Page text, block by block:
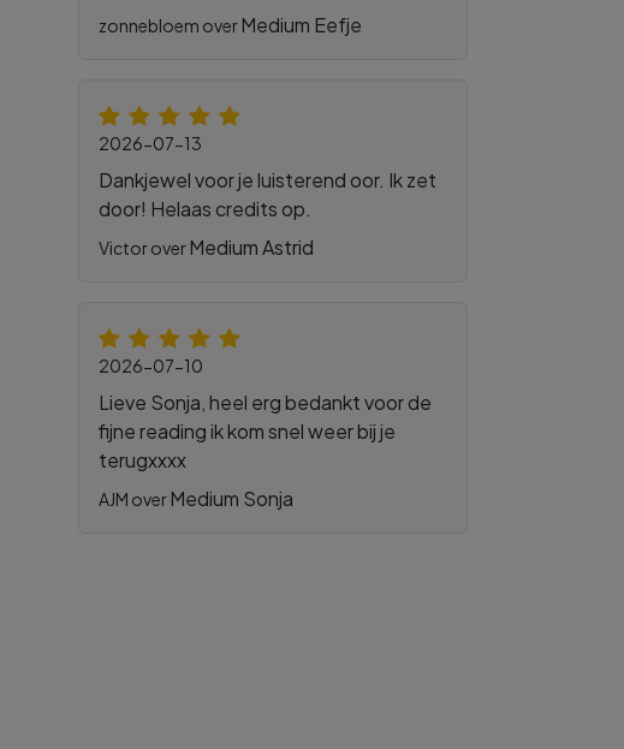
zonnebloem overMedium Eefje
2026-07-13
Dankjewel voor je luisterend oor. Ik zet
door! Helaas credits op.
Victor overMedium Astrid
2026-07-10
Lieve Sonja, heel erg bedankt voor de
fijne reading ik kom snel weer bij je
terugxxxx
AJM overMedium Sonja